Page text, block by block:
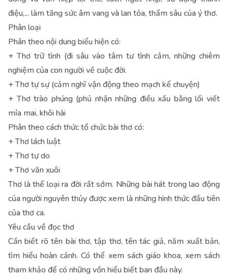
điệu,... làm tăng sức âm vang và lan tỏa, thẩm sâu của ý thơ.
Phân loại
Phân theo nội dung biểu hiện có:
+ Thơ trữ tình (đi sâu vào tâm tư tình cảm, những chiêm
nghiệm của con người về cuộc đời.
+ Thơ tự sự (cảm nghĩ vận động theo mạch kể chuyện)
+ Thơ trào phúng (phủ nhận những điều xấu bằng lối viết
mỉa mai, khôi hài
Phân theo cách thức tổ chức bài thơ có:
+ Thơ lách luật
+ Thơ tự do
+ Thơ văn xuôi
Thơ là thể loại ra đời rất sớm. Những bài hát trong lao động
của người nguyên thủy được xem là những hình thức đầu tiên
của thơ ca.
Yêu cầu về đọc thơ
Cần biết rõ tên bài thơ, tập thơ, tên tác giả, năm xuất bản,
tìm hiểu hoàn cảnh. Có thể xem sách giáo khoa, xem sách
tham khảo để có những vốn hiểu biết ban đầu này.